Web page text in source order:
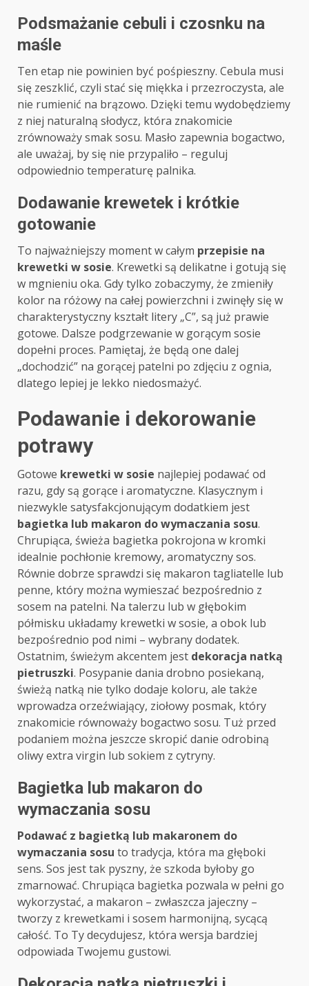
Podsmażanie cebuli i czosnku na
maśle
Ten etap nie powinien być pośpieszny. Cebula musi
się zeszklić, czyli stać się miękka i przezroczysta, ale
nie rumienić na brązowo. Dzięki temu wydobędziemy
z niej naturalną słodycz, która znakomicie
zrównoważy smak sosu. Masło zapewnia bogactwo,
ale uważaj, by się nie przypaliło – reguluj
odpowiednio temperaturę palnika.
Dodawanie krewetek i krótkie
gotowanie
To najważniejszy moment w całym przepisie na
krewetki w sosie. Krewetki są delikatne i gotują się
w mgnieniu oka. Gdy tylko zobaczymy, że zmieniły
kolor na różowy na całej powierzchni i zwinęły się w
charakterystyczny kształt litery „C”, są już prawie
gotowe. Dalsze podgrzewanie w gorącym sosie
dopełni proces. Pamiętaj, że będą one dalej
„dochodzić” na gorącej patelni po zdjęciu z ognia,
dlatego lepiej je lekko niedosmażyć.
Podawanie i dekorowanie
potrawy
Gotowe krewetki w sosie najlepiej podawać od
razu, gdy są gorące i aromatyczne. Klasycznym i
niezwykle satysfakcjonującym dodatkiem jest
bagietka lub makaron do wymaczania sosu.
Chrupiąca, świeża bagietka pokrojona w kromki
idealnie pochłonie kremowy, aromatyczny sos.
Równie dobrze sprawdzi się makaron tagliatelle lub
penne, który można wymieszać bezpośrednio z
sosem na patelni. Na talerzu lub w głębokim
półmisku układamy krewetki w sosie, a obok lub
bezpośrednio pod nimi – wybrany dodatek.
Ostatnim, świeżym akcentem jest dekoracja natką
pietruszki. Posypanie dania drobno posiekaną,
świeżą natką nie tylko dodaje koloru, ale także
wprowadza orzeźwiający, ziołowy posmak, który
znakomicie równoważy bogactwo sosu. Tuż przed
podaniem można jeszcze skropić danie odrobiną
oliwy extra virgin lub sokiem z cytryny.
Bagietka lub makaron do
wymaczania sosu
Podawać z bagietką lub makaronem do
wymaczania sosu to tradycja, która ma głęboki
sens. Sos jest tak pyszny, że szkoda byłoby go
zmarnować. Chrupiąca bagietka pozwala w pełni go
wykorzystać, a makaron – zwłaszcza jajeczny –
tworzy z krewetkami i sosem harmonijną, sycącą
całość. To Ty decydujesz, która wersja bardziej
odpowiada Twojemu gustowi.